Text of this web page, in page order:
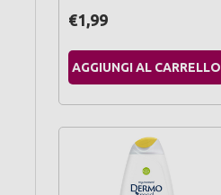
€1,99
AGGIUNGI AL CARRELLO